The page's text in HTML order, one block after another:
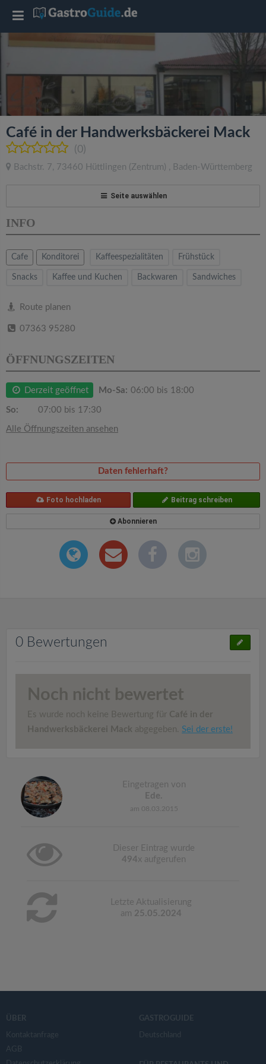
Café in der Handwerksbäckerei Mack
(0)
Bachstr. 7, 73460 Hüttlingen (Zentrum) , Baden-Württemberg
Seite auswählen
INFO
Cafe Konditorei Kaffeespezialitäten Frühstück
Snacks Kaffee und Kuchen Backwaren Sandwiches
Route planen
07363 95280
ÖFFNUNGSZEITEN
Derzeit geöffnet Mo-Sa: 06:00 bis 18:00
So: 07:00 bis 17:30
Alle Öffnungszeiten ansehen
Daten fehlerhaft?
Foto hochladen Beitrag schreiben
Abonnieren
0 Bewertungen
Noch nicht bewertet
Es wurde noch keine Bewertung für Café in der
Handwerksbäckerei Mack abgegeben. Sei der erste!
Eingetragen von
Ede.
am 08.03.2015
Dieser Eintrag wurde
494x aufgerufen
Letzte Aktualisierung
am 25.05.2024
ÜBER
Kontaktanfrage
AGB
GASTROGUIDE
Deutschland
T
o
g
l
e
a
v
g
a
t
i